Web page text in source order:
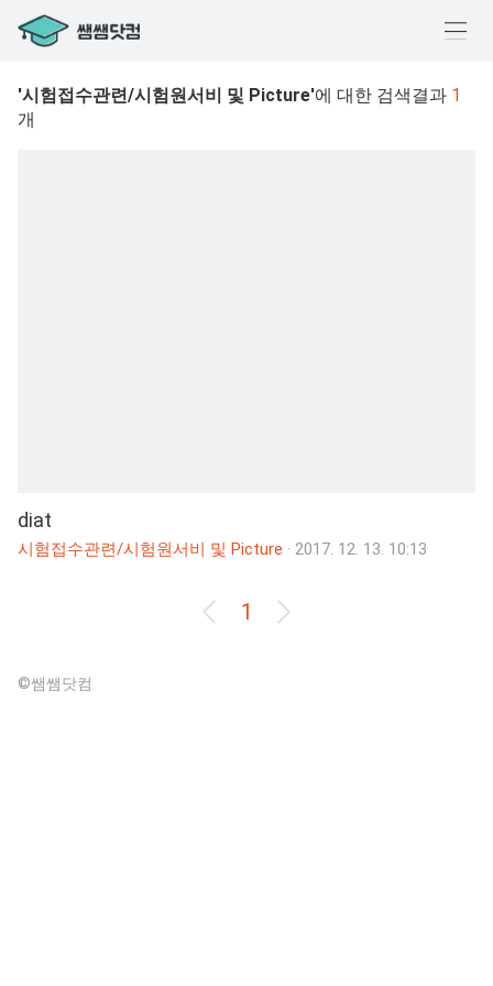
뉴
열
'시험접수관련/시험원서비 및 Picture'에 대한 검색결과 1
개
diat
시험접수관련/시험원서비 및 Picture · 2017. 12. 13. 10:13
1
©쌤쌤닷컴